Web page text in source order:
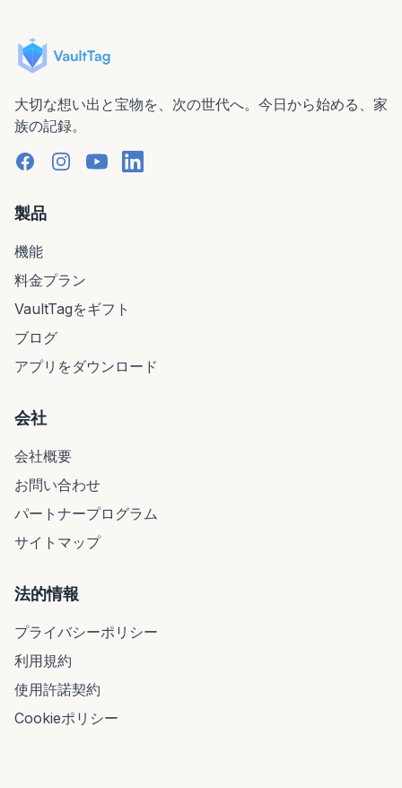
大切な想い出と宝物を、次の世代へ。今日から始める、家
族の記録。
製品
機能
料金プラン
VaultTagをギフト
ブログ
アプリをダウンロード
会社
会社概要
お問い合わせ
パートナープログラム
サイトマップ
法的情報
プライバシーポリシー
利用規約
使用許諾契約
Cookieポリシー